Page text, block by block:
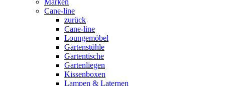
Cane-line
zurück
Cane-line
Loungemöbel
Gartenstühle
Gartentische
Gartenliegen
Kissenboxen
Lampen & Laternen